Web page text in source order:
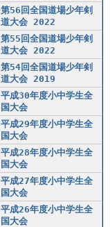
第56回全国道場少年剣
道大会 2022
第55回全国道場少年剣
道大会 2022
第54回全国道場少年剣
道大会 2019
平成30年度小中学生全
国大会
平成29年度小中学生全
国大会
平成28年度小中学生全
国大会
平成27年度小中学生全
国大会
平成26年度小中学生全
国大会